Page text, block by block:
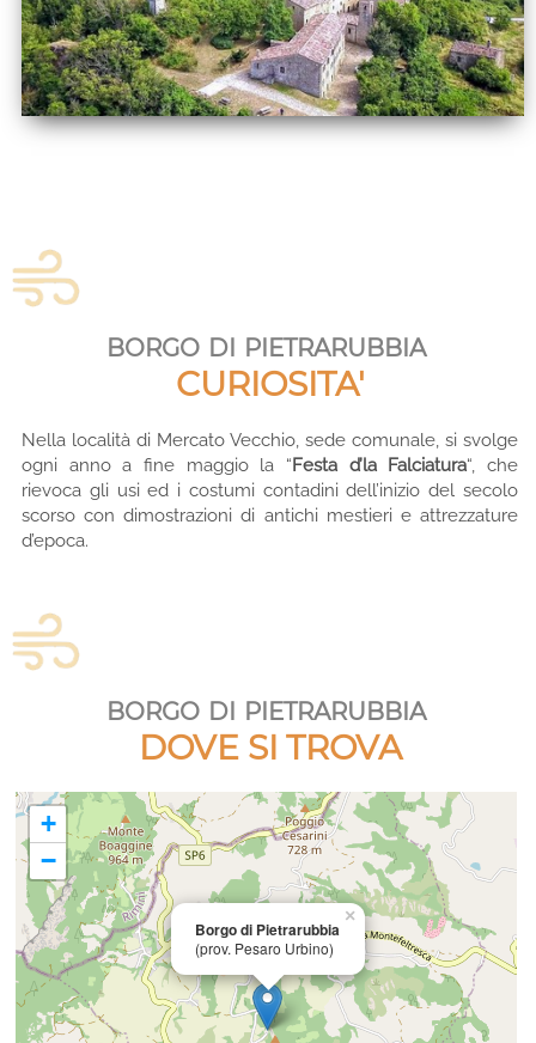
borgo di pietrarubbia
CURIOSITA'
Nella località di Mercato Vecchio, sede comunale, si svolge
ogni anno a fine maggio la “Festa d’la Falciatura“, che
rievoca gli usi ed i costumi contadini dell’inizio del secolo
scorso con dimostrazioni di antichi mestieri e attrezzature
d’epoca.
borgo di pietrarubbia
DOVE SI TROVA
Borgo di Pietrarubbia
(prov. Pesaro Urbino)
×
+
−